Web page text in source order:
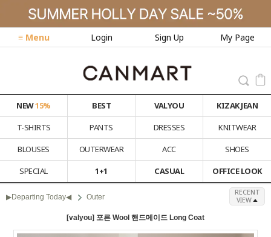
≡ Menu Login Sign Up My Page
NEW15% BEST VALYOU
KIZAK JEAN
T-SHIRTS
PANTS DRESSES
KNITWEAR
BLOUSES
OUTERWEAR ACC
SHOES
SPECIAL
1+1 CASUAL OFFICE LOOK
▶Departing Today◀ Outer
RECENT
VIEW
[valyou] 포른 Wool 핸드메이드 Long Coat